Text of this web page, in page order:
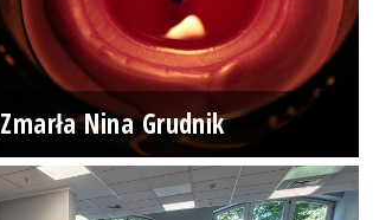
Zmarła Nina Grudnik